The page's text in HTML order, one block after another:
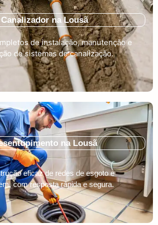
Canalizador na Lousã
de instalação, manutenção e
de sistemas de canalização.
na Lousã
eficaz de redes de esgoto e
com resposta rápida e segura.